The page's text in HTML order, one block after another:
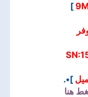
]
]•.
هنا